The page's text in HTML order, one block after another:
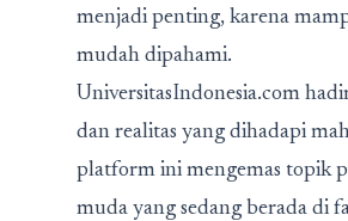
menjadi penting, karena
mudah dipahami.
UniversitasIndonesia.com
dan realitas yang dihadapi
platform ini mengemas topik
muda yang sedang berada di